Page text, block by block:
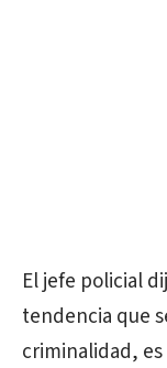
El jefe policial
tendencia que
criminalidad,